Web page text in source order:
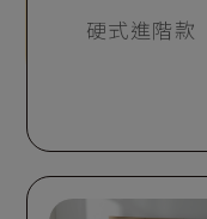
硬式進階款